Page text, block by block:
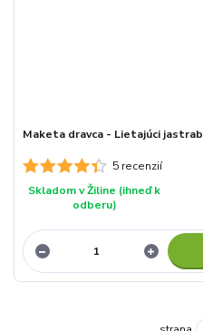
5 recenzií
Maketa dravca - Lietajúci
Skladom v Žiline (ihneď k
odberu)